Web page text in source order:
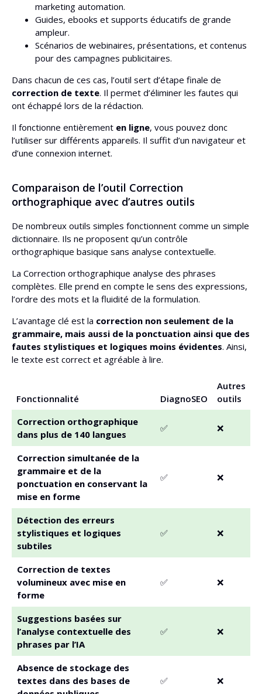
marketing automation.
Guides, ebooks et supports éducatifs de grande
ampleur.
Scénarios de webinaires, présentations, et contenus
pour des campagnes publicitaires.
Dans chacun de ces cas, l’outil sert d’étape finale de
correction de texte. Il permet d’éliminer les fautes qui
ont échappé lors de la rédaction.
Il fonctionne entièrement en ligne, vous pouvez donc
l’utiliser sur différents appareils. Il suffit d’un navigateur et
d’une connexion internet.
Comparaison de l’outil Correction
orthographique avec d’autres outils
De nombreux outils simples fonctionnent comme un simple
dictionnaire. Ils ne proposent qu’un contrôle
orthographique basique sans analyse contextuelle.
La Correction orthographique analyse des phrases
complètes. Elle prend en compte le sens des expressions,
l’ordre des mots et la fluidité de la formulation.
L’avantage clé est la correction non seulement de la
grammaire, mais aussi de la ponctuation ainsi que des
fautes stylistiques et logiques moins évidentes. Ainsi,
le texte est correct et agréable à lire.
Fonctionnalité DiagnoSEO
Autres
outils
Correction orthographique
dans plus de 140 langues
✅ ❌
Correction simultanée de la
grammaire et de la
ponctuation en conservant la
mise en forme
✅ ❌
Détection des erreurs
stylistiques et logiques
subtiles
✅ ❌
Correction de textes
volumineux avec mise en
forme
✅ ❌
Suggestions basées sur
l’analyse contextuelle des
phrases par l’IA
✅ ❌
Absence de stockage des
textes dans des bases de
✅ ❌